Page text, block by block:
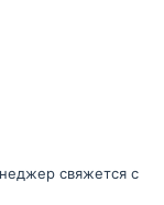
свяжется с